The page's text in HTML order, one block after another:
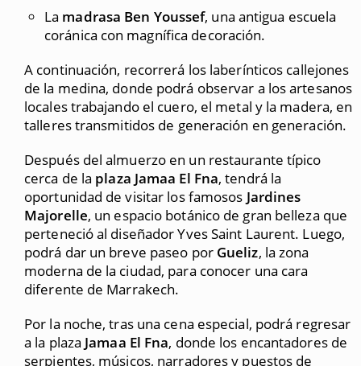
La madrasa Ben Youssef, una antigua escuela
coránica con magnífica decoración.
A continuación, recorrerá los laberínticos callejones
de la medina, donde podrá observar a los artesanos
locales trabajando el cuero, el metal y la madera, en
talleres transmitidos de generación en generación.
Después del almuerzo en un restaurante típico
cerca de la plaza Jamaa El Fna, tendrá la
oportunidad de visitar los famosos Jardines
Majorelle, un espacio botánico de gran belleza que
perteneció al diseñador Yves Saint Laurent. Luego,
podrá dar un breve paseo por Gueliz, la zona
moderna de la ciudad, para conocer una cara
diferente de Marrakech.
Por la noche, tras una cena especial, podrá regresar
a la plaza Jamaa El Fna, donde los encantadores de
serpientes, músicos, narradores y puestos de